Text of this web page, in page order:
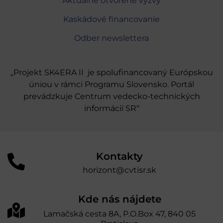
Kaskádové financovanie
Odber newslettera
„Projekt SK4ERA II je spolufinancovaný Európskou
úniou v rámci Programu Slovensko. Portál
prevádzkuje Centrum vedecko-technických
informácií SR“
Kontakty
horizont@cvtisr.sk
Kde nás nájdete
Lamačská cesta 8A, P.O.Box 47, 840 05